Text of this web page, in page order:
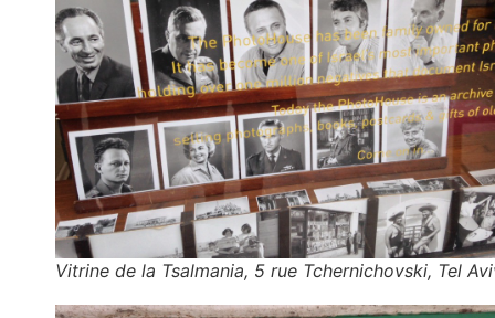
Vitrine de la Tsalmania, 5 rue Tchernichovski, Tel